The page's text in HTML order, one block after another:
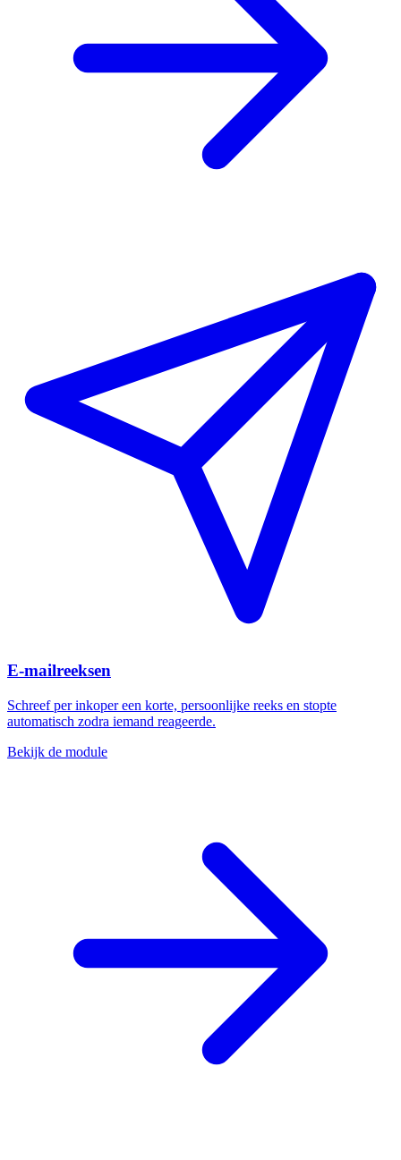
E-mailreeksen
Schreef per inkoper een korte, persoonlijke reeks en stopte
automatisch zodra iemand reageerde.
Bekijk de module